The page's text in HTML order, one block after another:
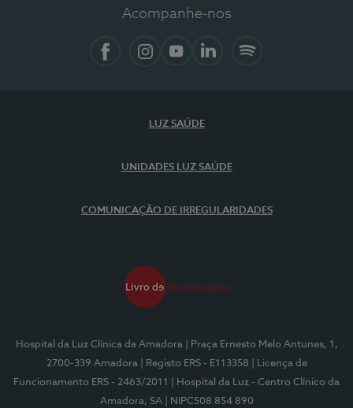
Acompanhe-nos
LUZ SAÚDE
UNIDADES LUZ SAÚDE
COMUNICAÇÃO DE IRREGULARIDADES
Hospital da Luz Clínica da Amadora
| Praça Ernesto Melo Antunes, 1,
2700-339 Amadora
| Registo ERS - E113358
| Licença de
Funcionamento ERS - 2463/2011
| Hospital da Luz - Centro Clínico da
Amadora, SA
| NIPC508 854 890